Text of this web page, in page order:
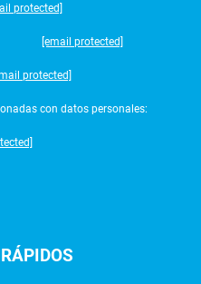
protected]
[email protected]
protected]
con datos personales:
RÁPIDOS